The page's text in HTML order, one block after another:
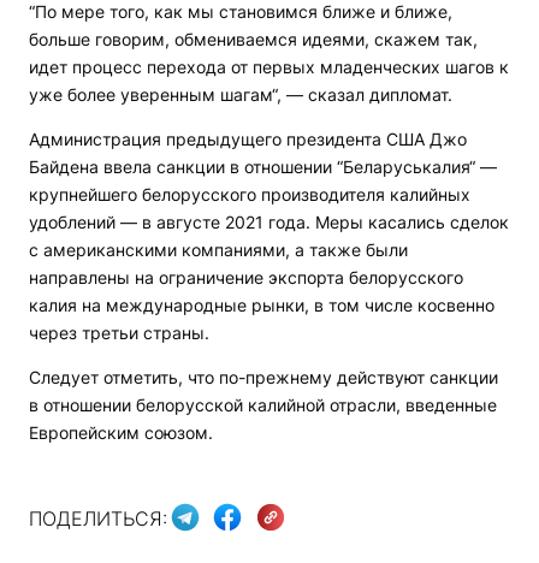
“По мере того, как мы становимся ближе и ближе,
больше говорим, обмениваемся идеями, скажем так,
идет процесс перехода от первых младенческих шагов к
уже более уверенным шагам“, — сказал дипломат.
Администрация предыдущего президента США Джо
Байдена ввела санкции в отношении “Беларуськалия“ —
крупнейшего белорусского производителя калийных
удоблений — в августе 2021 года. Меры касались сделок
с американскими компаниями, а также были
направлены на ограничение экспорта белорусского
калия на международные рынки, в том числе косвенно
через третьи страны.
Следует отметить, что по-прежнему действуют санкции
в отношении белорусской калийной отрасли, введенные
Европейским союзом.
ПОДЕЛИТЬСЯ: